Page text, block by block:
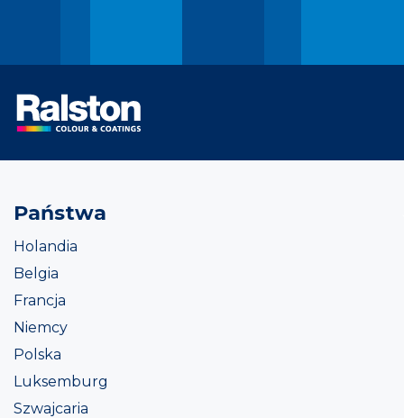
Państwa
Holandia
Belgia
Francja
Niemcy
Polska
Luksemburg
Szwajcaria